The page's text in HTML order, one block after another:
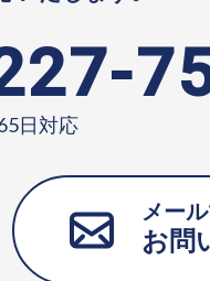
日対応
メー
お問